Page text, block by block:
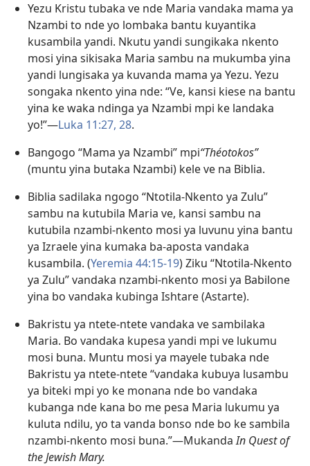
Yezu Kristu tubaka ve nde Maria vandaka mama ya
Nzambi to nde yo lombaka bantu kuyantika
kusambila yandi. Nkutu yandi sungikaka nkento
mosi yina sikisaka Maria sambu na mukumba yina
yandi lungisaka ya kuvanda mama ya Yezu. Yezu
songaka nkento yina nde: “Ve, kansi kiese na bantu
yina ke waka ndinga ya Nzambi mpi ke landaka
yo!”—Luka 11:27, 28.
Bangogo “Mama ya Nzambi” mpi“Théotokos”
(muntu yina butaka Nzambi) kele ve na Biblia.
Biblia sadilaka ngogo “Ntotila-Nkento ya Zulu”
sambu na kutubila Maria ve, kansi sambu na
kutubila nzambi-nkento mosi ya luvunu yina bantu
ya Izraele yina kumaka ba-aposta vandaka
kusambila. (Yeremia 44:15-19) Ziku “Ntotila-Nkento
ya Zulu” vandaka nzambi-nkento mosi ya Babilone
yina bo vandaka kubinga Ishtare (Astarte).
Bakristu ya ntete-ntete vandaka ve sambilaka
Maria. Bo vandaka kupesa yandi mpi ve lukumu
mosi buna. Muntu mosi ya mayele tubaka nde
Bakristu ya ntete-ntete “vandaka kubuya lusambu
ya biteki mpi yo ke monana nde bo vandaka
kubanga nde kana bo me pesa Maria lukumu ya
kuluta ndilu, yo ta vanda bonso nde bo ke sambila
nzambi-nkento mosi buna.”—MukandaIn Quest of
the Jewish Mary.